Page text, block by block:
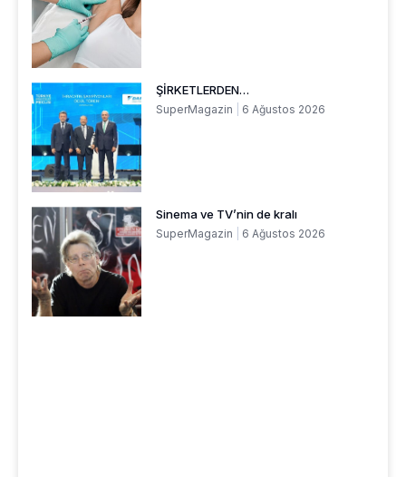
ŞİRKETLERDEN…
SuperMagazin 6 Ağustos 2026
Sinema ve TV’nin de kralı
SuperMagazin 6 Ağustos 2026